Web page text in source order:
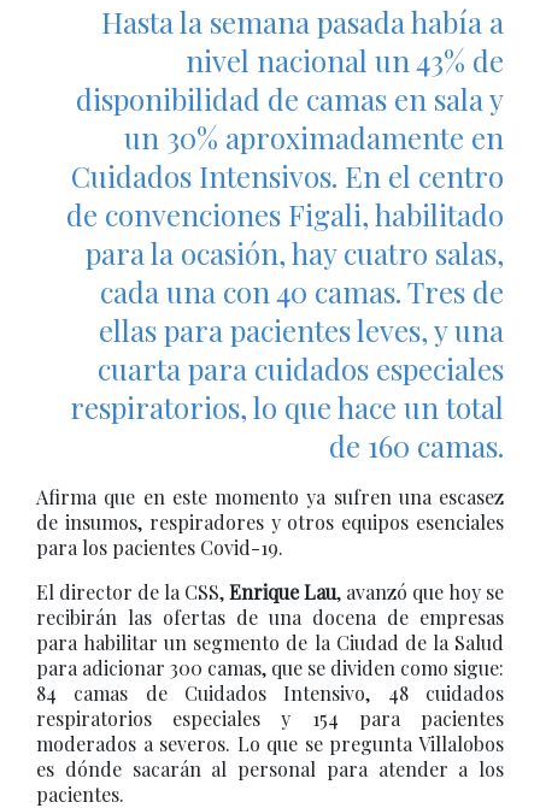
Hasta la semana pasada había a
nivel nacional un 43% de
disponibilidad de camas en sala y
un 30% aproximadamente en
Cuidados Intensivos. En el centro
de convenciones Figali, habilitado
para la ocasión, hay cuatro salas,
cada una con 40 camas. Tres de
ellas para pacientes leves, y una
cuarta para cuidados especiales
respiratorios, lo que hace un total
de 160 camas.
Afirma que en este momento ya sufren una escasez
de insumos, respiradores y otros equipos esenciales
para los pacientes Covid-19.
El director de la CSS,Enrique Lau, avanzó que hoy se
recibirán las ofertas de una docena de empresas
para habilitar un segmento de la Ciudad de la Salud
para adicionar 300 camas, que se dividen como sigue:
84 camas de Cuidados Intensivo, 48 cuidados
respiratorios especiales y 154 para pacientes
moderados a severos. Lo que se pregunta Villalobos
es dónde sacarán al personal para atender a los
pacientes.